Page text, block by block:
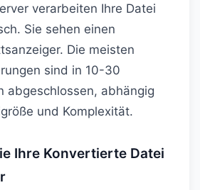
verarbeiten Ihre Datei
Sie sehen einen
Die meisten
sind in 10-30
abgeschlossen, abhängig
und Komplexität.
Ihre Konvertierte Datei